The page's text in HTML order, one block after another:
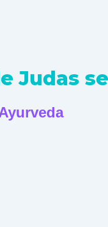
Judas